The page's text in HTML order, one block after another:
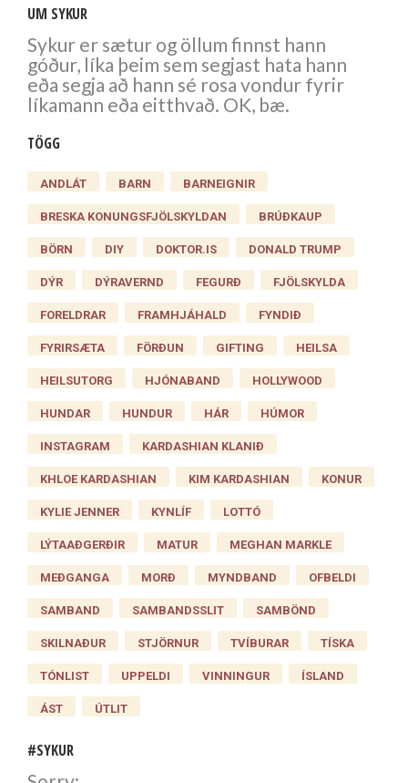
UM SYKUR
Sykur er sætur og öllum finnst hann
góður, líka þeim sem segjast hata hann
eða segja að hann sé rosa vondur fyrir
líkamann eða eitthvað. OK, bæ.
TÖGG
ANDLÁT BARN BARNEIGNIR
BRESKA KONUNGSFJÖLSKYLDAN BRÚÐKAUP
BÖRN DIY DOKTOR.IS DONALD TRUMP
DÝR DÝRAVERND FEGURÐ FJÖLSKYLDA
FORELDRAR FRAMHJÁHALD FYNDIÐ
FYRIRSÆTA FÖRÐUN GIFTING HEILSA
HEILSUTORG HJÓNABAND HOLLYWOOD
HUNDAR HUNDUR HÁR HÚMOR
INSTAGRAM KARDASHIAN KLANIÐ
KHLOE KARDASHIAN KIM KARDASHIAN KONUR
KYLIE JENNER KYNLÍF LOTTÓ
LÝTAAÐGERÐIR MATUR MEGHAN MARKLE
MEÐGANGA MORÐ MYNDBAND OFBELDI
SAMBAND SAMBANDSSLIT SAMBÖND
SKILNAÐUR STJÖRNUR TVÍBURAR TÍSKA
TÓNLIST UPPELDI VINNINGUR ÍSLAND
ÁST ÚTLIT
#SYKUR